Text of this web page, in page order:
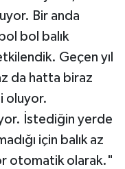
Bir anda
bol balık
Geçen yıl
da hatta biraz
oluyor.
İstediğin yerde
için balık az
otomatik olarak."